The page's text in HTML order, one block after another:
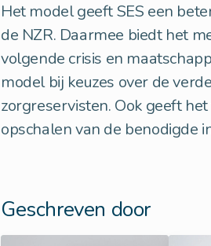
Het model geeft SES een
de NZR. Daarmee biedt het
volgende crisis en
model bij keuzes over de
zorgreservisten. Ook geeft
opschalen van de benodigde
Geschreven door